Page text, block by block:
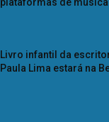
plataformas de música
Livro infantil da
Paula Lima estará na